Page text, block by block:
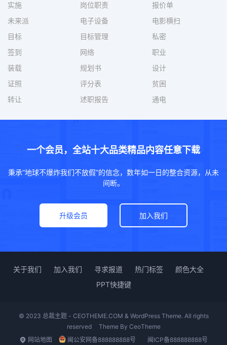
实施
岗位职责
报价单
未来派
电子设备
电影横扫
目标
目标管理
私密
签到
网络
职业
装载
规划书
设计
证照
评分表
贫困
转让
述职报告 通电
一个会员，全站十大品类精品内容任意下载
秉承“地球不爆炸我们不放假”的信念，数年如一日的整合资源，从未
间断。
升级会员 加入我们
关于我们 加入我们 寻求报道 热门标签
颜色大全
PPT快捷键
© 2023 总裁主题 - CEOTHEME.COM & WordPress Theme. All rights
reserved
Theme By CeoTheme
网站地图
闽公安网备888888888号 闽ICP备888888888号